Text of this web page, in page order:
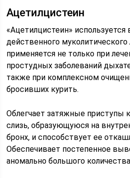
Ацетилцистеин
«Ацетилцистеин» используется
действенного
применяется не только при
простудных заболеваний
также при комплексном
бросивших курить.
Облегчает затяжные приступы
слизь, образующуюся на
бронх, и способствует ее
Обеспечивает постепенное
аномально большого